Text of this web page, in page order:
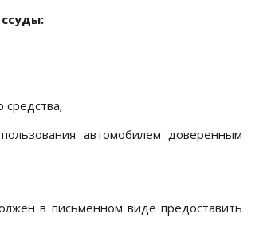
средства;
автомобилем доверенным
в письменном виде предоставить